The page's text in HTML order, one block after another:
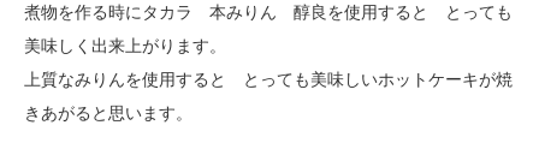
煮物を作る時にタカラ 本みりん 醇良を使用すると とっても
美味しく出来上がります。
上質なみりんを使用すると とっても美味しいホットケーキが焼
きあがると思います。